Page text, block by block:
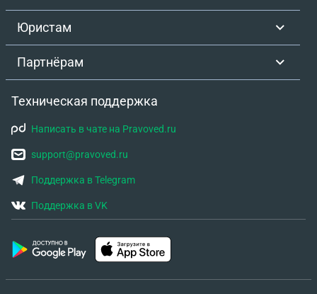
Юристам
Партнёрам
Техническая поддержка
Написать в чате на Pravoved.ru
support@pravoved.ru
Поддержка в Telegram
Поддержка в VK